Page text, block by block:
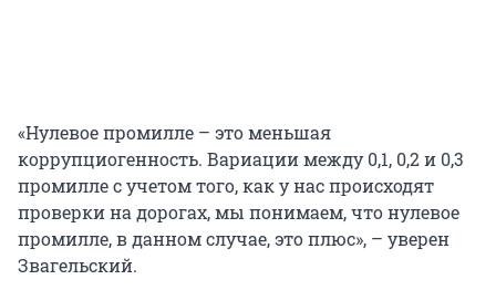
«Нулевое промилле – это меньшая
коррупциогенность. Вариации между 0,1, 0,2 и 0,3
промилле с учетом того, как у нас происходят
проверки на дорогах, мы понимаем, что нулевое
промилле, в данном случае, это плюс», – уверен
Звагельский.